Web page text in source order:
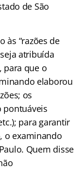
de São
às “razões de
atribuída
para que o
elaborou
os
pontuáveis
para garantir
o examinando
Quem disse